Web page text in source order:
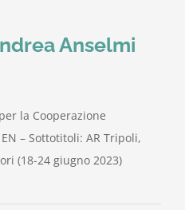
Anselmi
la Cooperazione
– Sottotitoli: AR Tripoli,
(18-24 giugno 2023)